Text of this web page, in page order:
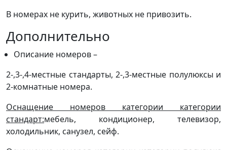
В номерах не курить, животных не привозить.
Дополнительно
Описание номеров –
2-,3-,4-местные стандарты, 2-,3-местные полулюксы и
2-комнатные номера.
Оснащение номеров категории категории
стандарт:мебель, кондиционер, телевизор,
холодильник, санузел, сейф.